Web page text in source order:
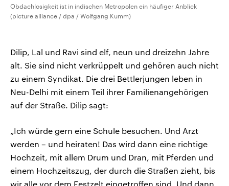
Obdachlosigkeit ist in indischen Metropolen ein häufiger Anblick
(picture alliance / dpa / Wolfgang Kumm)
Dilip, Lal und Ravi sind elf, neun und dreizehn Jahre
alt. Sie sind nicht verkrüppelt und gehören auch nicht
zu einem Syndikat. Die drei Bettlerjungen leben in
Neu-Delhi mit einem Teil ihrer Familienangehörigen
auf der Straße. Dilip sagt:
„Ich würde gern eine Schule besuchen. Und Arzt
werden – und heiraten! Das wird dann eine richtige
Hochzeit, mit allem Drum und Dran, mit Pferden und
einem Hochzeitszug, der durch die Straßen zieht, bis
wir alle vor dem Festzelt eingetroffen sind. Und dann